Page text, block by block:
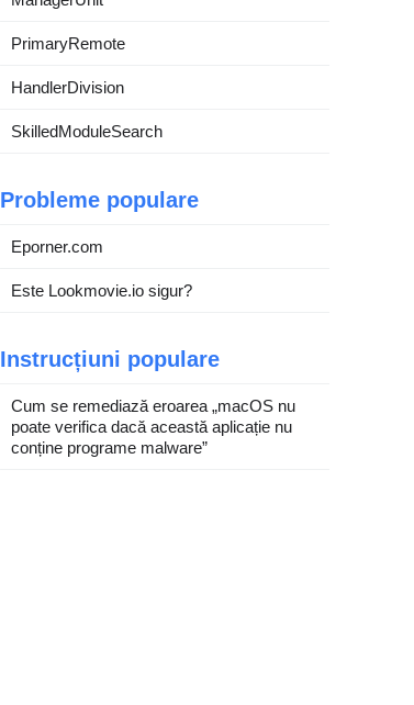
PrimaryRemote
HandlerDivision
SkilledModuleSearch
Probleme populare
Eporner.com
Este Lookmovie.io sigur?
Instrucțiuni populare
Cum se remediază eroarea „macOS nu
poate verifica dacă această aplicație nu
conține programe malware”